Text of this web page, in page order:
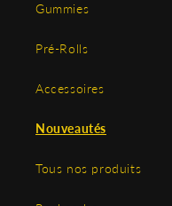
Gummies
Pré-Rolls
Accessoires
Nouveautés
Tous nos produits